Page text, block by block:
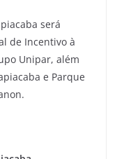
será
de Incentivo à
Unipar, além
e Parque